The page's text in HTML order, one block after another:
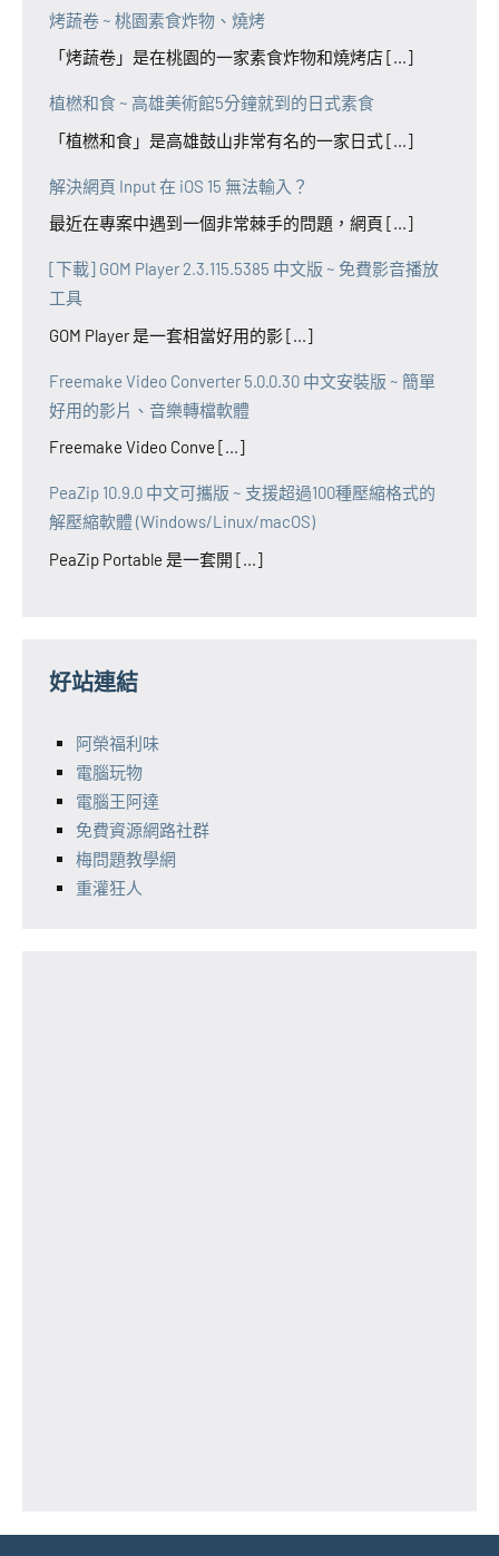
烤蔬卷 ~ 桃園素食炸物、燒烤
「烤蔬卷」是在桃園的一家素食炸物和燒烤店 [...]
植橪和食 ~ 高雄美術館5分鐘就到的日式素食
「植橪和食」是高雄鼓山非常有名的一家日式 [...]
解決網頁 Input 在 iOS 15 無法輸入？
最近在專案中遇到一個非常棘手的問題，網頁 [...]
[下載] GOM Player 2.3.115.5385 中文版 ~ 免費影音播放
工具
GOM Player 是一套相當好用的影 [...]
Freemake Video Converter 5.0.0.30 中文安裝版 ~ 簡單
好用的影片、音樂轉檔軟體
Freemake Video Conve [...]
PeaZip 10.9.0 中文可攜版 ~ 支援超過100種壓縮格式的
解壓縮軟體 (Windows/Linux/macOS)
PeaZip Portable 是一套開 [...]
好站連結
阿榮福利味
電腦玩物
電腦王阿達
免費資源網路社群
梅問題教學網
重灌狂人